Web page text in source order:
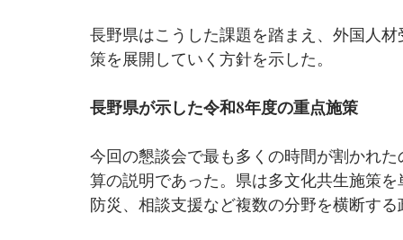
長野県はこうした課題を踏まえ、外国人
策を展開していく方針を示した。
長野県が示した令和8年度の重点施策
今回の懇談会で最も多くの時間が割かれ
算の説明であった。県は多文化共生施策
防災、相談支援など複数の分野を横断す